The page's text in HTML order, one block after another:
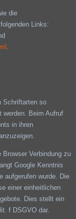
die
Links:
.
Schriftarten so
werden. Beim Aufruf
in ihren
Verbindung zu
Google Kenntnis
aufgerufen wurde. Die
einer einheitlichen
Dies stellt ein
f DSGVO dar.